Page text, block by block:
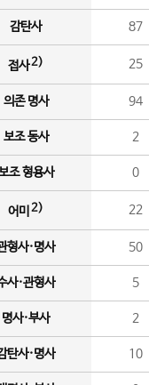
감탄사 87
접사2) 25
의존 명사 94
보조 동사 2
조 형용사 0
어미 2) 22
형사·명사 50
사·관형사 5
명사·부사 2
탄사·명사 10